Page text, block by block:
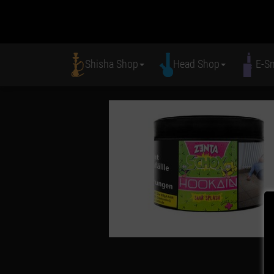
Shisha Shop Head Shop E-